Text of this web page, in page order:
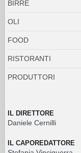
BIRRE
OLI
FOOD
RISTORANTI
PRODUTTORI
IL DIRETTORE
Daniele Cernilli
IL CAPOREDATTORE